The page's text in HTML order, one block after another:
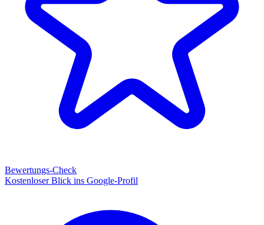
Bewertungs-Check
Kostenloser Blick ins Google-Profil